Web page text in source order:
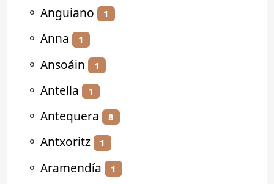
⚬ Anguiano 1
⚬ Anna 1
⚬ Ansoáin 1
⚬ Antella 1
⚬ Antequera 8
⚬ Antxoritz 1
⚬ Aramendía 1